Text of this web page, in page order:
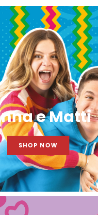
e Matti
SHOP NOW